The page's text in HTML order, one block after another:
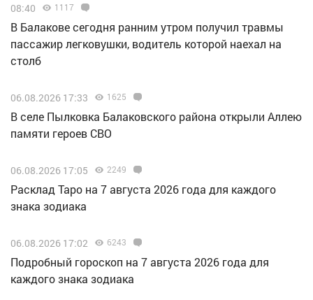
08:40 1117
В Балакове сегодня ранним утром получил травмы
пассажир легковушки, водитель которой наехал на
столб
06.08.2026 17:33 1625
В селе Пылковка Балаковского района открыли Аллею
памяти героев СВО
06.08.2026 17:05 2249
Расклад Таро на 7 августа 2026 года для каждого
знака зодиака
06.08.2026 17:02 6243
Подробный гороскоп на 7 августа 2026 года для
каждого знака зодиака